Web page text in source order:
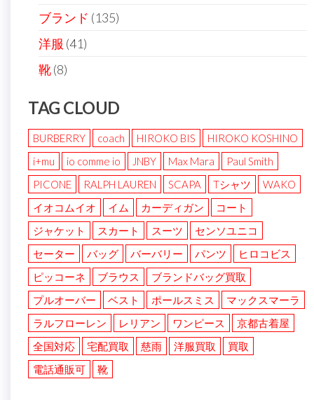
ブランド (135)
洋服 (41)
靴(8)
TAG CLOUD
BURBERRY coach HIROKO BIS
HIROKO KOSHINO
i+mu
io comme io JNBY Max Mara
Paul Smith
PICONE
RALPH LAUREN SCAPA Tシャツ
WAKO
イオコムイオ
イム カーディガン
コート
ジャケット
スカート スーツ
センソユニコ
セーター
バッグ バーバリー パンツ
ヒロコビス
ピッコーネ
ブラウス
ブランドバッグ買取
プルオーバー
ベスト ポールスミス
マックスマーラ
ラルフローレン
レリアン ワンピース
京都古着屋
全国対応
宅配買取 慈雨 洋服買取
買取
電話通販可
靴